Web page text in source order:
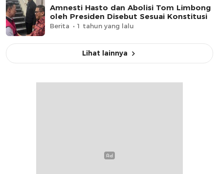
Amnesti Hasto dan Abolisi Tom Limbong
oleh Presiden Disebut Sesuai Konstitusi
Berita 1 tahun yang lalu
Lihat lainnya